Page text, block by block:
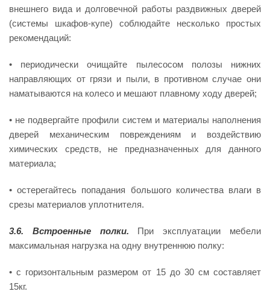
внешнего вида и долговечной работы раздвижных дверей
(системы шкафов-купе) соблюдайте несколько простых
рекомендаций:
• периодически очищайте пылесосом полозы нижних
направляющих от грязи и пыли, в противном случае они
наматываются на колесо и мешают плавному ходу дверей;
• не подвергайте профили систем и материалы наполнения
дверей механическим повреждениям и воздействию
химических средств, не предназначенных для данного
материала;
• остерегайтесь попадания большого количества влаги в
срезы материалов уплотнителя.
3.6. Встроенныеполки. При эксплуатации мебели
максимальная нагрузка на одну внутреннюю полку:
• с горизонтальным размером от 15 до 30 см составляет
15кг.